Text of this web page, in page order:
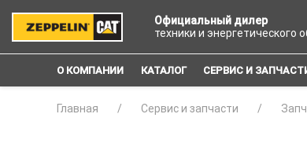
Официальный дилер
техники и энергетического
О КОМПАНИИ КАТАЛОГ СЕРВИС И
Главная Сервис и запчасти